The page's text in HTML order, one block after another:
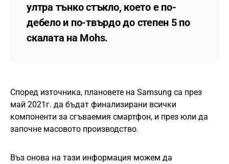
ултра тънко стъкло, което е по-
дебело и по-твърдо до степен 5 по
скалата на Mohs.
Според източника, плановете на Samsung са през
май 2021г. да бъдат финализирани всички
компоненти за сгъваемия смартфон, и през юли да
започне масовото производство.
Въз онова на тази информация можем да